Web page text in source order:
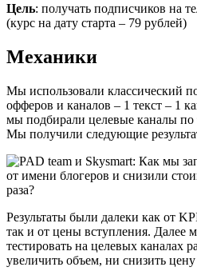
Цель: получать подписчиков на
(курс на дату старта – 79 рублей)
Механики
Мы использовали классический
офферов и каналов – 1 текст – 1
мы подбирали целевые каналы
Мы получили следующие
Результаты были далеки как от
так и от цены вступления. Далее
тестировать на целевых каналах
увеличить объем, ни снизить